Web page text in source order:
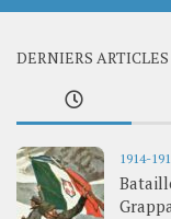
DERNIERS ARTICLES
1914-